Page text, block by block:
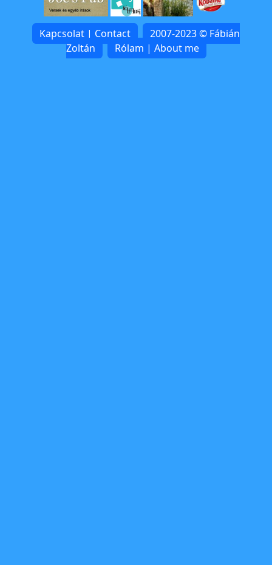
Kapcsolat | Contact
2007-2023 © Fábián
Zoltán
Rólam | About me